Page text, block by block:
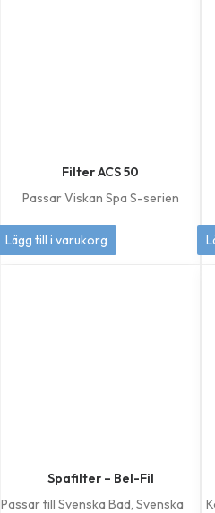
Filter ACS 50
Passar Viskan Spa S-serien
449kr
Lägg till i varukorg
Spafilter – Bel-Fil
Passar till Svenska Bad, Svenska